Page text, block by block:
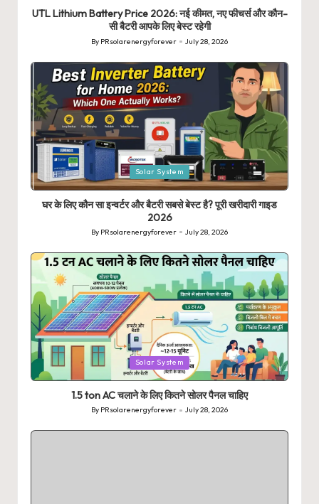
UTL Lithium Battery Price 2026: नई कीमत, नए फीचर्स और कौन-
सी बैटरी आपके लिए बेस्ट रहेगी
Posted
By PRsolarenergyforever July 28, 2026
Posted
in
Solar System
घर के लिए कौन सा इन्वर्टर और बैटरी सबसे बेस्ट है? पूरी खरीदारी गाइड
2026
Posted
by
By PRsolarenergyforever July 28, 2026
Posted
in
Solar System
1.5 ton AC चलाने के लिए कितने सोलर पैनल चाहिए
Posted
by
By PRsolarenergyforever July 28, 2026